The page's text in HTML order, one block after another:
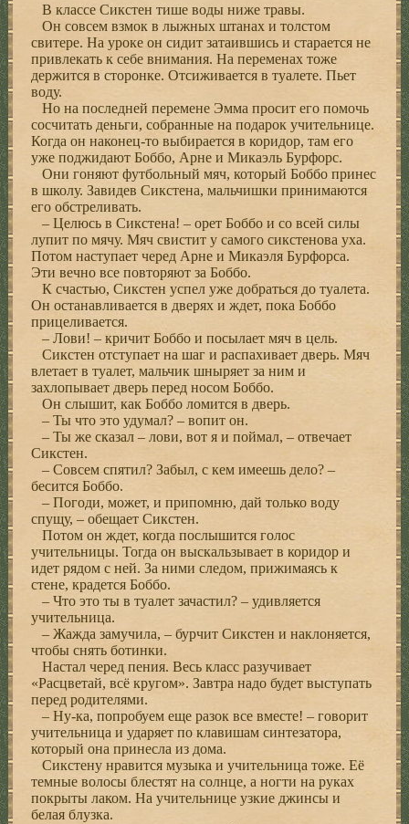
В классе Сикстен тише воды ниже травы.
Он совсем взмок в лыжных штанах и толстом
свитере. На уроке он сидит затаившись и старается не
привлекать к себе внимания. На переменах тоже
держится в сторонке. Отсиживается в туалете. Пьет
воду.
Но на последней перемене Эмма просит его помочь
сосчитать деньги, собранные на подарок учительнице.
Когда он наконец-то выбирается в коридор, там его
уже поджидают Боббо, Арне и Микаэль Бурфорс.
Они гоняют футбольный мяч, который Боббо принес
в школу. Завидев Сикстена, мальчишки принимаются
его обстреливать.
– Целюсь в Сикстена! – орет Боббо и со всей силы
лупит по мячу. Мяч свистит у самого сикстенова уха.
Потом наступает черед Арне и Микаэля Бурфорса.
Эти вечно все повторяют за Боббо.
К счастью, Сикстен успел уже добраться до туалета.
Он останавливается в дверях и ждет, пока Боббо
прицеливается.
– Лови! – кричит Боббо и посылает мяч в цель.
Сикстен отступает на шаг и распахивает дверь. Мяч
влетает в туалет, мальчик шныряет за ним и
захлопывает дверь перед носом Боббо.
Он слышит, как Боббо ломится в дверь.
– Ты что это удумал? – вопит он.
– Ты же сказал – лови, вот я и поймал, – отвечает
Сикстен.
– Совсем спятил? Забыл, с кем имеешь дело? –
бесится Боббо.
– Погоди, может, и припомню, дай только воду
спущу, – обещает Сикстен.
Потом он ждет, когда послышится голос
учительницы. Тогда он выскальзывает в коридор и
идет рядом с ней. За ними следом, прижимаясь к
стене, крадется Боббо.
– Что это ты в туалет зачастил? – удивляется
учительница.
– Жажда замучила, – бурчит Сикстен и наклоняется,
чтобы снять ботинки.
Настал черед пения. Весь класс разучивает
«Расцветай, всё кругом». Завтра надо будет выступать
перед родителями.
– Ну-ка, попробуем еще разок все вместе! – говорит
учительница и ударяет по клавишам синтезатора,
который она принесла из дома.
Сикстену нравится музыка и учительница тоже. Её
темные волосы блестят на солнце, а ногти на руках
покрыты лаком. На учительнице узкие джинсы и
белая блузка.